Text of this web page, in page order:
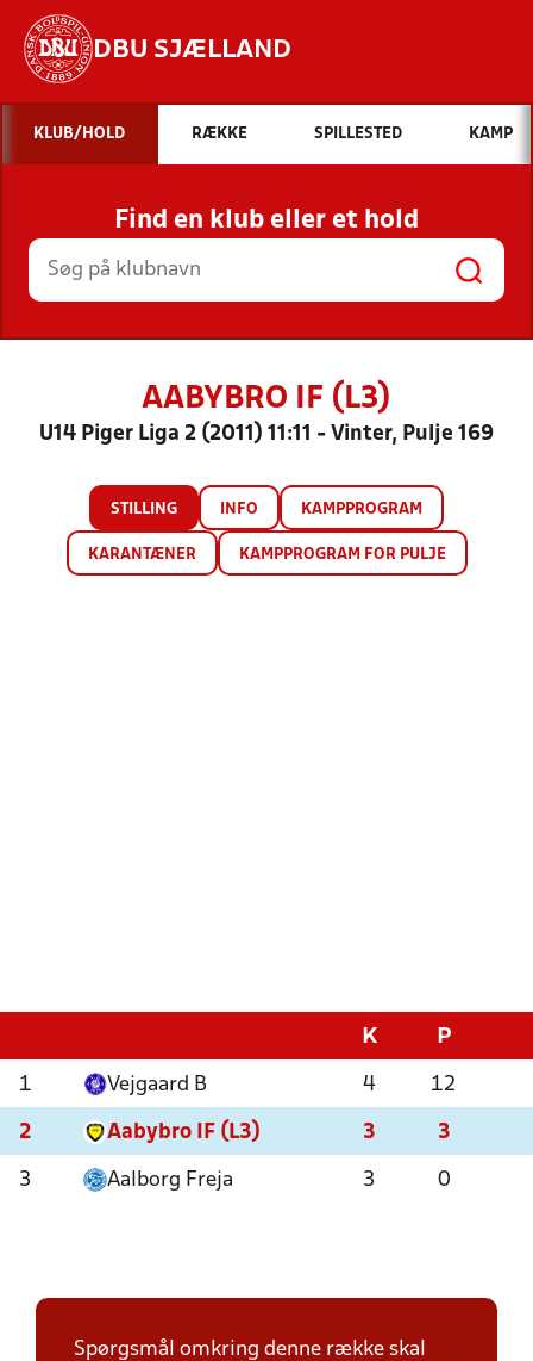
DBU SJÆLLAND
Hvad vil du søge efter?
INDHOLD OG NYHEDER
STILLINGER, RESULTATER, KLUBBER OG
HOLD
KLUB/HOLD RÆKKE SPILLESTED KAMP
Find en klub eller et hold
AABYBRO IF (L3)
U14 Piger Liga 2 (2011) 11:11 - Vinter, Pulje 169
STILLING INFO KAMPPROGRAM
KARANTÆNER KAMPPROGRAM FOR PULJE
K P
1 Vejgaard B 4 12
2 Aabybro IF (L3) 3 3
3 Aalborg Freja 3 0
Spørgsmål omkring denne række skal